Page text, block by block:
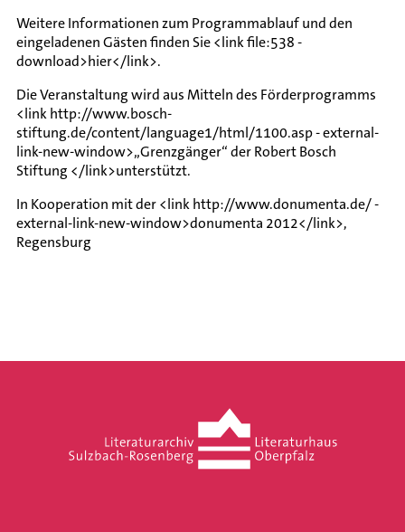
Weitere Informationen zum Programmablauf und den
eingeladenen Gästen finden Sie <link file:538 -
download>hier</link>.
Die Veranstaltung wird aus Mitteln des Förderprogramms
<link http://www.bosch-
stiftung.de/content/language1/html/1100.asp - external-
link-new-window>„Grenzgänger“ der Robert Bosch
Stiftung </link>unterstützt.
In Kooperation mit der <link http://www.donumenta.de/ -
external-link-new-window>donumenta 2012</link>,
Regensburg